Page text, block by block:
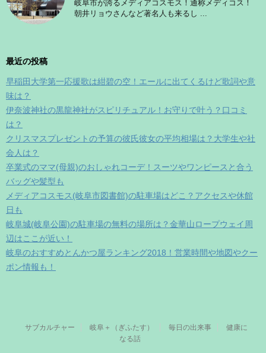
岐阜市が誇るメディアコスモス！通称メディコス！
朝井リョウさんなど著名人も来るし ...
最近の投稿
早稲田大学第一応援歌は紺碧の空！エールに出てくるけど歌詞や意
味は？
伊奈波神社の黒龍神社がスピリチュアル！お守りで叶う？口コミ
は？
クリスマスプレゼントの予算の彼氏彼女の平均相場は？大学生や社
会人は？
卒業式のママ(母親)のおしゃれコーデ！スーツやワンピースと合う
バッグや髪型も
メディアコスモス(岐阜市図書館)の駐車場はどこ？アクセスや休館
日も
岐阜城(岐阜公園)の駐車場の無料の場所は？金華山ロープウェイ周
辺はここが近い！
岐阜のおすすめとんかつ屋ランキング2018！営業時間や地図やクー
ポン情報も！
サブカルチャー 岐阜＋（ぎふたす） 毎日の出来事
健康に
なる話